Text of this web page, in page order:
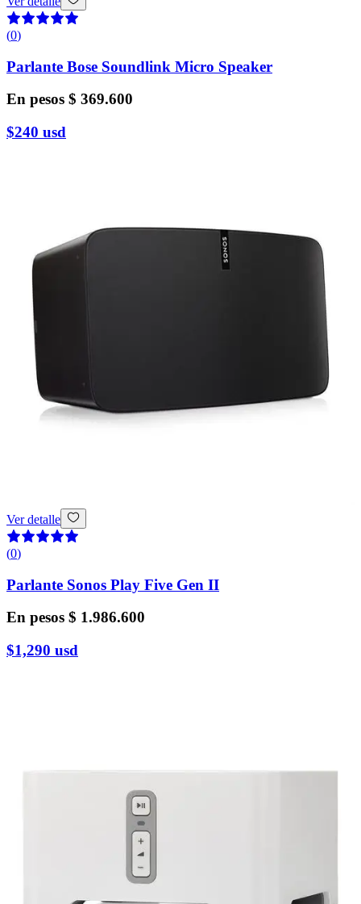
(0)
Parlante Bose Soundlink Micro Speaker
En pesos $ 369.600
$240 usd
Ver detalle
(0)
Parlante Sonos Play Five Gen II
En pesos $ 1.986.600
$1,290 usd